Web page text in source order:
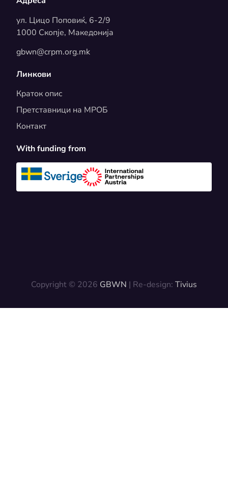
ул. Цицо Поповиќ, 6-2/9
1000 Скопје, Македонија
gbwn@crpm.org.mk
Линкови
Краток опис
Претставници на МРОБ
Контакт
With funding from
Copyright © 2026 GBWN | Re-design: Tivius